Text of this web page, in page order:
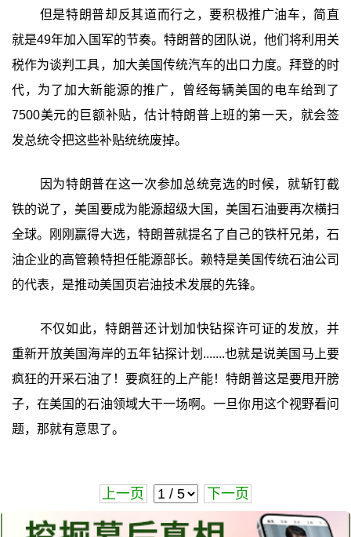
但是特朗普却反其道而行之，要积极推广油车，简直
就是49年加入国军的节奏。特朗普的团队说，他们将利用关
税作为谈判工具，加大美国传统汽车的出口力度。拜登的时
代，为了加大新能源的推广，曾经每辆美国的电车给到了
7500美元的巨额补贴，估计特朗普上班的第一天，就会签
发总统令把这些补贴统统废掉。
因为特朗普在这一次参加总统竞选的时候，就斩钉截
铁的说了，美国要成为能源超级大国，美国石油要再次横扫
全球。刚刚赢得大选，特朗普就提名了自己的铁杆兄弟，石
油企业的高管赖特担任能源部长。赖特是美国传统石油公司
的代表，是推动美国页岩油技术发展的先锋。
不仅如此，特朗普还计划加快钻探许可证的发放，并
重新开放美国海岸的五年钻探计划.......也就是说美国马上要
疯狂的开采石油了！要疯狂的上产能！特朗普这是要甩开膀
子，在美国的石油领域大干一场啊。一旦你用这个视野看问
题，那就有意思了。
上一页 下一页